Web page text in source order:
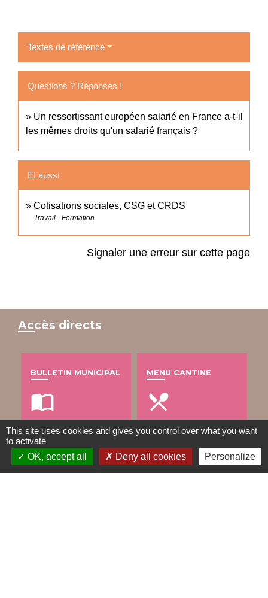
Textes de référence
Questions ? Réponses !
Un ressortissant européen salarié en France a-t-il
les mêmes droits qu'un salarié français ?
Et aussi
Cotisations sociales, CSG et CRDS
Travail - Formation
Signaler une erreur sur cette page
Accès directs
BULLETIN MUNICIPAL
import_contacts
MENU CANTINE
local_dining
TRAVAUX EN COURS VOS DÉMARCHES
This site uses cookies and gives you control over what you want
to activate
OK, accept all
Deny all cookies Personalize